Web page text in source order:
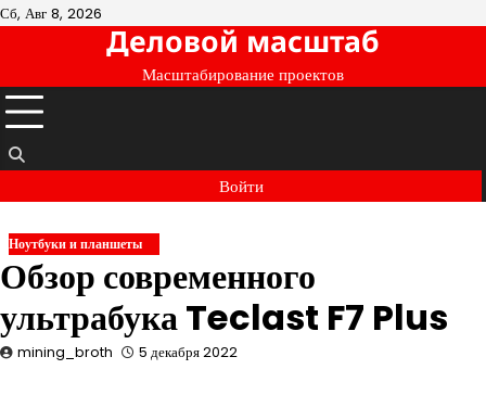
Перейти
Сб, Авг 8, 2026
Деловой масштаб
Масштабирование проектов
Войти
Ноутбуки и планшеты
Обзор современного
ультрабука Teclast F7 Plus
mining_broth 5 декабря 2022